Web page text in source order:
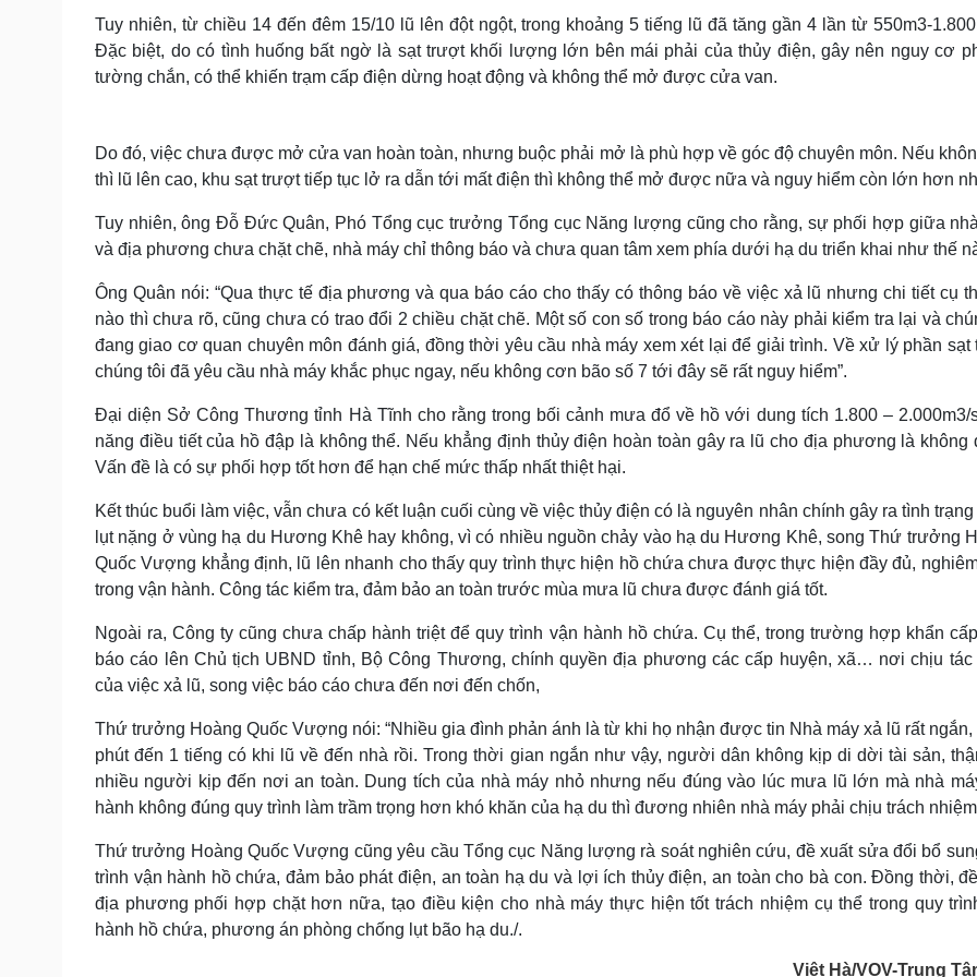
Tuy nhiên, từ chiều 14 đến đêm 15/10 lũ lên đột ngột, trong khoảng 5 tiếng lũ đã tăng gần 4 lần từ 550m3-
Đặc biệt, do có tình huống bất ngờ là sạt trượt khối lượng lớn bên mái phải của thủy điện, gây nên nguy cơ
tường chắn, có thể khiến trạm cấp điện dừng hoạt động và không thể mở được cửa van.
Do đó, việc chưa được mở cửa van hoàn toàn, nhưng buộc phải mở là phù hợp về góc độ chuyên môn. Nếu
thì lũ lên cao, khu sạt trượt tiếp tục lở ra dẫn tới mất điện thì không thể mở được nữa và nguy hiểm còn lớn hơn
Tuy nhiên, ông Đỗ Đức Quân, Phó Tổng cục trưởng Tổng cục Năng lượng cũng cho rằng, sự phối hợp giữa
và địa phương chưa chặt chẽ, nhà máy chỉ thông báo và chưa quan tâm xem phía dưới hạ du triển khai như thế
Ông Quân nói: “Qua thực tế địa phương và qua báo cáo cho thấy có thông báo về việc xả lũ nhưng chi tiết cụ
nào thì chưa rõ, cũng chưa có trao đổi 2 chiều chặt chẽ. Một số con số trong báo cáo này phải kiểm tra lại và
đang giao cơ quan chuyên môn đánh giá, đồng thời yêu cầu nhà máy xem xét lại để giải trình. Về xử lý phần sạt
chúng tôi đã yêu cầu nhà máy khắc phục ngay, nếu không cơn bão số 7 tới đây sẽ rất nguy hiểm”.
Đại diện Sở Công Thương tỉnh Hà Tĩnh cho rằng trong bối cảnh mưa đổ về hồ với dung tích 1.800 – 2.000m3/
năng điều tiết của hồ đập là không thể. Nếu khẳng định thủy điện hoàn toàn gây ra lũ cho địa phương là không
Vấn đề là có sự phối hợp tốt hơn để hạn chế mức thấp nhất thiệt hại.
Kết thúc buổi làm việc, vẫn chưa có kết luận cuối cùng về việc thủy điện có là nguyên nhân chính gây ra tình
lụt nặng ở vùng hạ du Hương Khê hay không, vì có nhiều nguồn chảy vào hạ du Hương Khê, song Thứ trưởng
Quốc Vượng khẳng định, lũ lên nhanh cho thấy quy trình thực hiện hồ chứa chưa được thực hiện đầy đủ,
trong vận hành. Công tác kiểm tra, đảm bảo an toàn trước mùa mưa lũ chưa được đánh giá tốt.
Ngoài ra, Công ty cũng chưa chấp hành triệt để quy trình vận hành hồ chứa. Cụ thể, trong trường hợp khẩn
báo cáo lên Chủ tịch UBND tỉnh, Bộ Công Thương, chính quyền địa phương các cấp huyện, xã… nơi chịu tác
của việc xả lũ, song việc báo cáo chưa đến nơi đến chốn,
Thứ trưởng Hoàng Quốc Vượng nói: “Nhiều gia đình phản ánh là từ khi họ nhận được tin Nhà máy xả lũ rất ngắn,
phút đến 1 tiếng có khi lũ về đến nhà rồi. Trong thời gian ngắn như vậy, người dân không kịp di dời tài sản,
nhiều người kịp đến nơi an toàn. Dung tích của nhà máy nhỏ nhưng nếu đúng vào lúc mưa lũ lớn mà nhà
hành không đúng quy trình làm trầm trọng hơn khó khăn của hạ du thì đương nhiên nhà máy phải chịu trách
Thứ trưởng Hoàng Quốc Vượng cũng yêu cầu Tổng cục Năng lượng rà soát nghiên cứu, đề xuất sửa đổi bổ
trình vận hành hồ chứa, đảm bảo phát điện, an toàn hạ du và lợi ích thủy điện, an toàn cho bà con. Đồng thời,
địa phương phối hợp chặt hơn nữa, tạo điều kiện cho nhà máy thực hiện tốt trách nhiệm cụ thể trong quy
hành hồ chứa, phương án phòng chống lụt bão hạ du./.
Việt Hà/VOV-Trung